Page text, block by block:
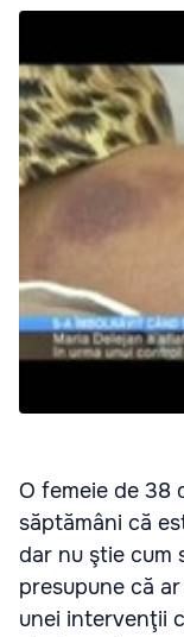
O femeie de 38
săptămâni că
dar nu ştie cum
presupune că
unei intervenţii